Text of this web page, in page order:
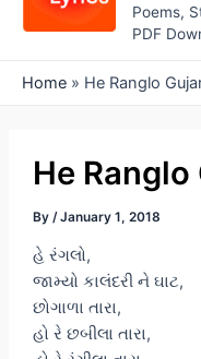
Poems,
PDF
Home » He Ranglo
He
By /January 1, 2018
હે રંગલો,
જામ્યો કાલંદરી ને ઘાટ,
છોગાળા તારા,
હો રે છબીલા તારા,